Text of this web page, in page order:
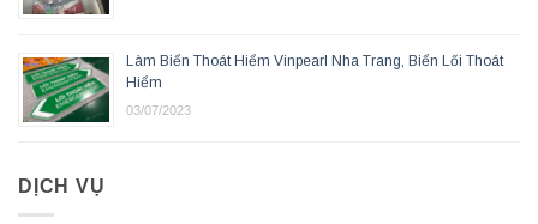
Làm Biển Thoát Hiểm Vinpearl Nha Trang, Biển Lối Thoát
Hiểm
03/07/2023
DỊCH VỤ